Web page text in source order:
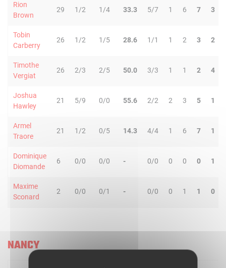
Rion
Brown
29 1/2 1/4 33.3 5/7 1 6 7 3
Tobin
Carberry
26 1/2 1/5 28.6 1/1 1 2 3 2
Timothe
Vergiat
26 2/3 2/5 50.0 3/3 1 1 2 4
Joshua
Hawley
21 5/9 0/0 55.6 2/2 2 3 5 1
Armel
Traore
21 1/2 0/5 14.3 4/4 1 6 7 1
Dominique
Diomande
6 0/0 0/0 - 0/0 0 0 0 1
Maxime
Sconard
2 0/0 0/1 - 0/0 0 1 1 0
NANCY